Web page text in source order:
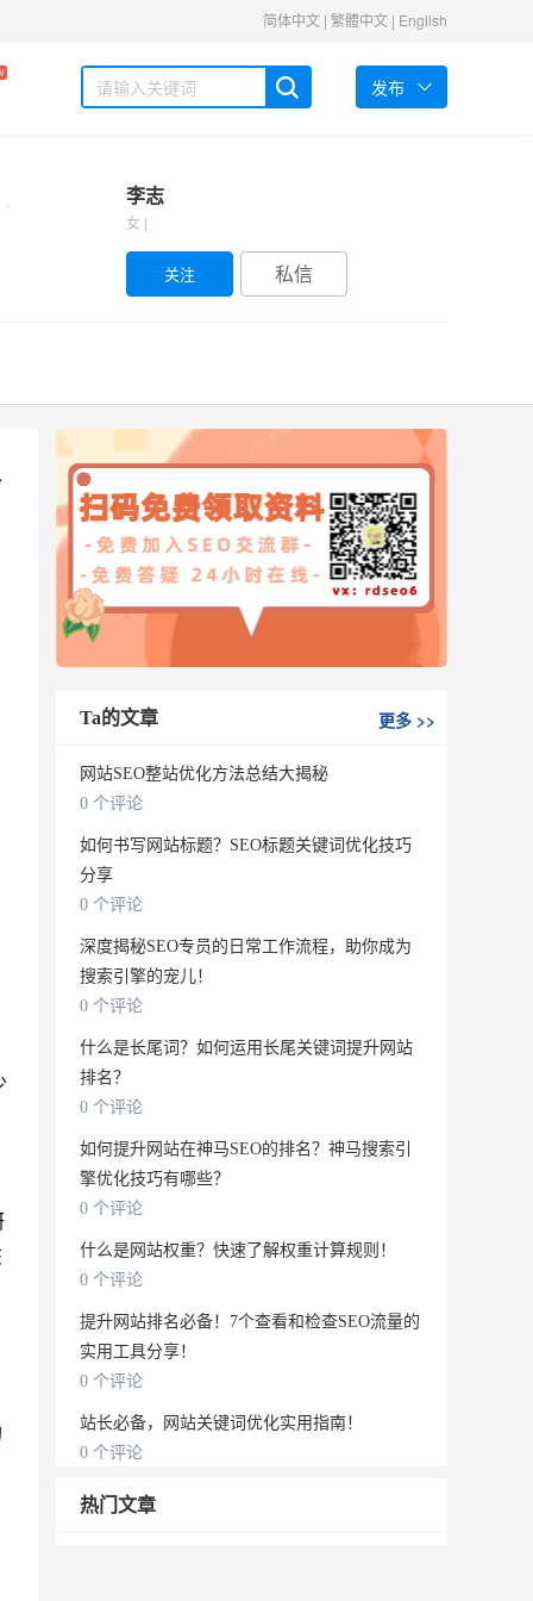
简体中文 | 繁體中文 | English
发布
李志
女 |
私信
Ta的文章 更多>>
网站SEO整站优化方法总结大揭秘
0 个评论
如何书写网站标题？SEO标题关键词优化技巧
分享
0 个评论
深度揭秘SEO专员的日常工作流程，助你成为
搜索引擎的宠儿！
0 个评论
什么是长尾词？如何运用长尾关键词提升网站
排名？
0 个评论
如何提升网站在神马SEO的排名？神马搜索引
擎优化技巧有哪些？
0 个评论
什么是网站权重？快速了解权重计算规则！
0 个评论
提升网站排名必备！7个查看和检查SEO流量的
实用工具分享！
0 个评论
站长必备，网站关键词优化实用指南！
0 个评论
热门文章